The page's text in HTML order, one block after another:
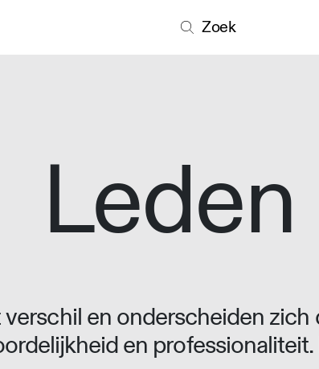
Zoek
Leden
en onderscheiden
en professionaliteit.